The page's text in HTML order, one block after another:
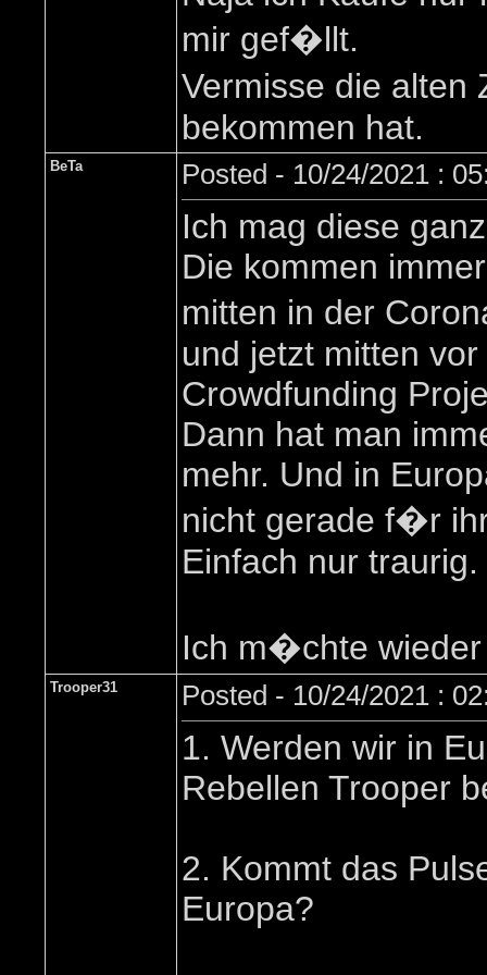
mir gef�llt.
Vermisse die
bekommen hat.
BeTa Posted - 10/24/2021 :
Ich mag diese
Die kommen
mitten in der
und jetzt mitten
Crowdfunding
Dann hat man
mehr. Und in
nicht gerade f�r
Einfach nur traurig.
Ich m�chte wieder
Trooper31 Posted - 10/24/2021 :
1. Werden wir in
Rebellen Trooper
2. Kommt das
Europa?